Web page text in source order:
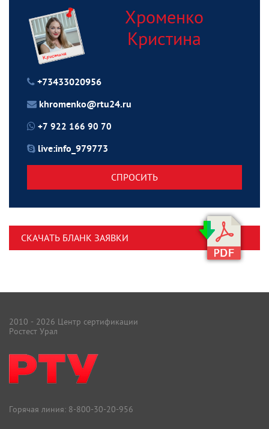
Хроменко
Кристина
+73433020956
khromenko@rtu24.ru
+7 922 166 90 70
live:info_979773
СПРОСИТЬ
СКАЧАТЬ БЛАНК ЗАЯВКИ
2010 - 2026 Центр сертификации
Ростест Урал
Горячая линия: 8-800-30-20-956